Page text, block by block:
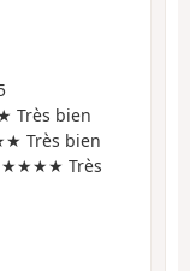
bien
Très bien
Très